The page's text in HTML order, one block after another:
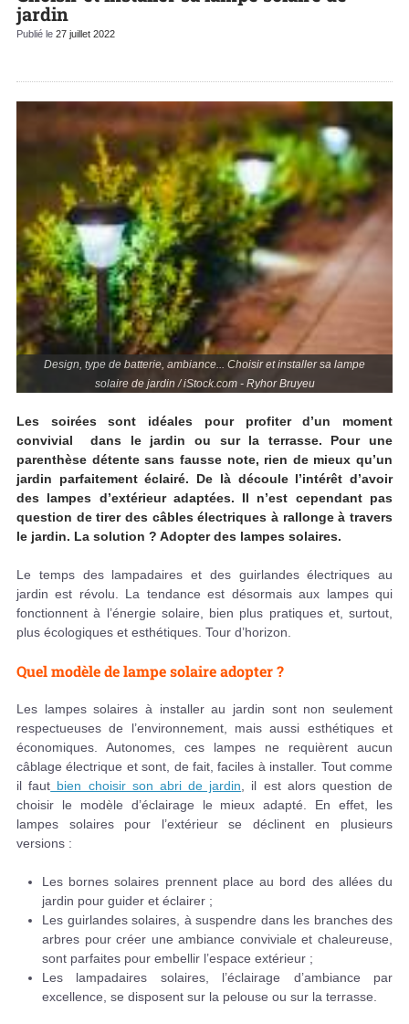
jardin
Publié le 27 juillet 2022
Design, type de batterie, ambiance... Choisir et installer sa lampe
solaire de jardin / iStock.com - Ryhor Bruyeu
Les soirées sont idéales pour profiter d’un moment
convivial dans le jardin ou sur la terrasse. Pour une
parenthèse détente sans fausse note, rien de mieux qu’un
jardin parfaitement éclairé. De là découle l’intérêt d’avoir
des lampes d’extérieur adaptées. Il n’est cependant pas
question de tirer des câbles électriques à rallonge à travers
le jardin. La solution ? Adopter des lampes solaires.
Le temps des lampadaires et des guirlandes électriques au
jardin est révolu. La tendance est désormais aux lampes qui
fonctionnent à l’énergie solaire, bien plus pratiques et, surtout,
plus écologiques et esthétiques. Tour d’horizon.
Quel modèle de lampe solaire adopter ?
Les lampes solaires à installer au jardin sont non seulement
respectueuses de l’environnement, mais aussi esthétiques et
économiques. Autonomes, ces lampes ne requièrent aucun
câblage électrique et sont, de fait, faciles à installer. Tout comme
il faut bien choisir son abri de jardin , il est alors question de
choisir le modèle d’éclairage le mieux adapté. En effet, les
lampes solaires pour l’extérieur se déclinent en plusieurs
versions :
Les bornes solaires prennent place au bord des allées du
jardin pour guider et éclairer ;
Les guirlandes solaires, à suspendre dans les branches des
arbres pour créer une ambiance conviviale et chaleureuse,
sont parfaites pour embellir l’espace extérieur ;
Les lampadaires solaires, l’éclairage d’ambiance par
excellence, se disposent sur la pelouse ou sur la terrasse.